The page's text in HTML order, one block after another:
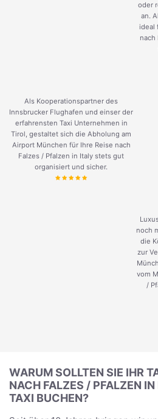
oder
an.
ideal
nach
Als Kooperationspartner des
Innsbrucker Flughafen und einser der
erfahrensten Taxi Unternehmen in
Tirol, gestaltet sich die Abholung am
Airport München für Ihre Reise nach
Falzes / Pfalzen in Italy stets gut
organisiert und sicher.
noch
die
zur
vom
/
WARUM SOLLTEN SIE IHR
NACH FALZES / PFALZEN
TAXI BUCHEN?